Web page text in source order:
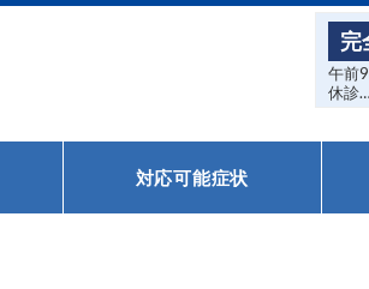
完
午前
休診
対応可能症状